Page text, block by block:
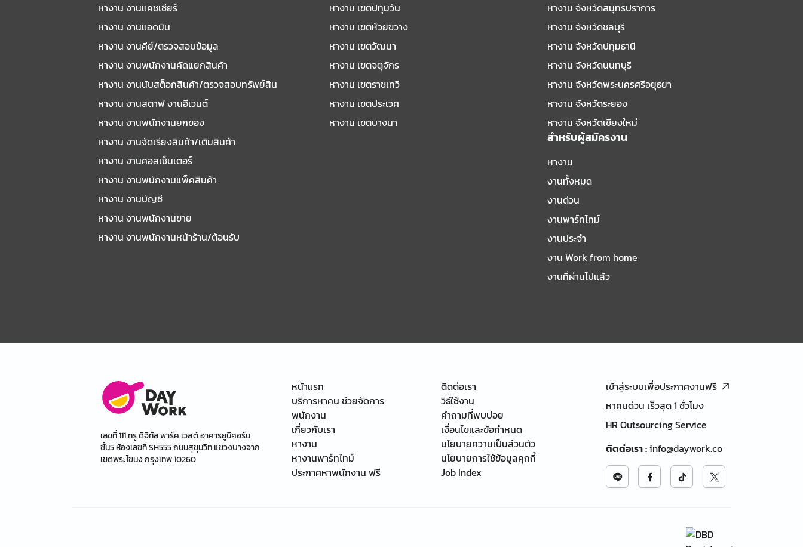
หางาน งานแคชเชียร์
หางาน งานแอดมิน
หางาน งานคีย์/ตรวจสอบข้อมูล
หางาน งานพนักงานคัดแยกสินค้า
หางาน งานนับสต็อกสินค้า/ตรวจสอบทรัพย์สิน
หางาน งานสตาฟ งานอีเวนต์
หางาน งานพนักงานยกของ
หางาน งานจัดเรียงสินค้า/เติมสินค้า
หางาน งานคอลเซ็นเตอร์
หางาน งานพนักงานแพ็คสินค้า
หางาน งานบัญชี
หางาน งานพนักงานขาย
หางาน งานพนักงานหน้าร้าน/ต้อนรับ
หางาน เขตปทุมวัน
หางาน เขตห้วยขวาง
หางาน เขตวัฒนา
หางาน เขตจตุจักร
หางาน เขตราชเทวี
หางาน เขตประเวศ
หางาน เขตบางนา
หางาน จังหวัดสมุทรปราการ
หางาน จังหวัดชลบุรี
หางาน จังหวัดปทุมธานี
หางาน จังหวัดนนทบุรี
หางาน จังหวัดพระนครศรีอยุธยา
หางาน จังหวัดระยอง
หางาน จังหวัดเชียงใหม่
สำหรับผู้สมัครงาน
หางาน
งานทั้งหมด
งานด่วน
งานพาร์ทไทม์
งานประจำ
งาน Work from home
งานที่ผ่านไปแล้ว
เลขที่ 111 ทรู ดิจิทัล พาร์ค เวสต์ อาคารยูนิคอร์น
ชั้น5 ห้องเลขที่ SH555 ถนนสุขุมวิท แขวงบางจาก
เขตพระโขนง กรุงเทพ 10260
หน้าแรก
บริการหาคน ช่วยจัดการ
พนักงาน
เกี่ยวกับเรา
หางาน
หางานพาร์ทไทม์
ประกาศหาพนักงาน ฟรี
ติดต่อเรา
วิธีใช้งาน
คำถามที่พบบ่อย
เงื่อนไขและข้อกำหนด
นโยบายความเป็นส่วนตัว
นโยบายการใช้ข้อมูลคุกกี้
Job Index
เข้าสู่ระบบเพื่อประกาศงานฟรี
หาคนด่วน เร็วสุด 1 ชั่วโมง
HR Outsourcing Service
ติดต่อเรา:info@daywork.co